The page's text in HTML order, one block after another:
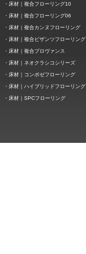
・ 床材｜複合フローリング10
・ 床材｜複合フローリング06
・ 床材｜複合カンヌフローリング
・ 床材｜複合ビザンツフローリング
・ 床材｜複合プロヴァンス
・ 床材｜ネオクラシコシリーズ
・ 床材｜コンポゼフローリング
・ 床材｜ハイブリッドフローリング
・ 床材｜SPCフローリング